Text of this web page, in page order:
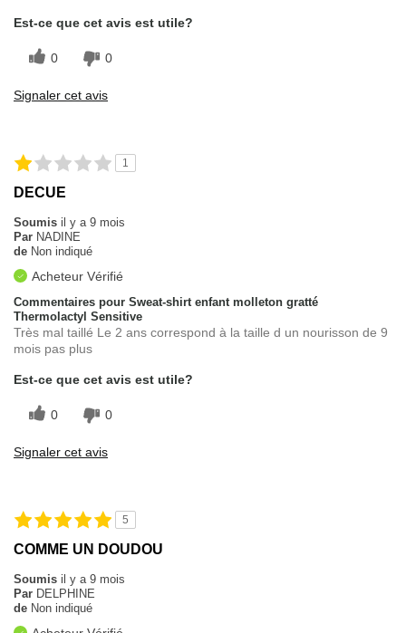
Est-ce que cet avis est utile?
0 0
Signaler cet avis
1
DECUE
Soumis il y a 9 mois
Par NADINE
de Non indiqué
Acheteur Vérifié
Commentaires pour Sweat-shirt enfant molleton gratté
Thermolactyl Sensitive
Très mal taillé Le 2 ans correspond à la taille d un nourisson de 9
mois pas plus
Est-ce que cet avis est utile?
0 0
Signaler cet avis
5
COMME UN DOUDOU
Soumis il y a 9 mois
Par DELPHINE
de Non indiqué